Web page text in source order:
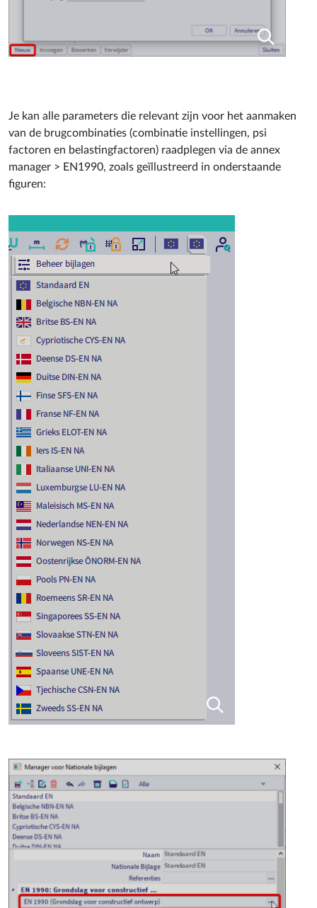
Je kan alle parameters die relevant zijn voor het aanmaken
van de brugcombinaties (combinatie instellingen, psi
factoren en belastingfactoren) raadplegen via de annex
manager > EN1990, zoals geïllustreerd in onderstaande
figuren: